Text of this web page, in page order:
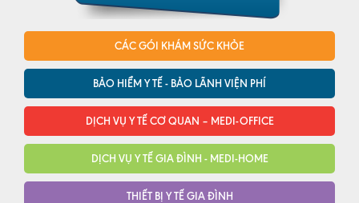
CÁC GÓI KHÁM SỨC KHỎE
BẢO HIỂM Y TẾ - BẢO LÃNH VIỆN PHÍ
DỊCH VỤ Y TẾ CƠ QUAN – MEDI-OFFICE
DỊCH VỤ Y TẾ GIA ĐÌNH - MEDI-HOME
THIẾT BỊ Y TẾ GIA ĐÌNH